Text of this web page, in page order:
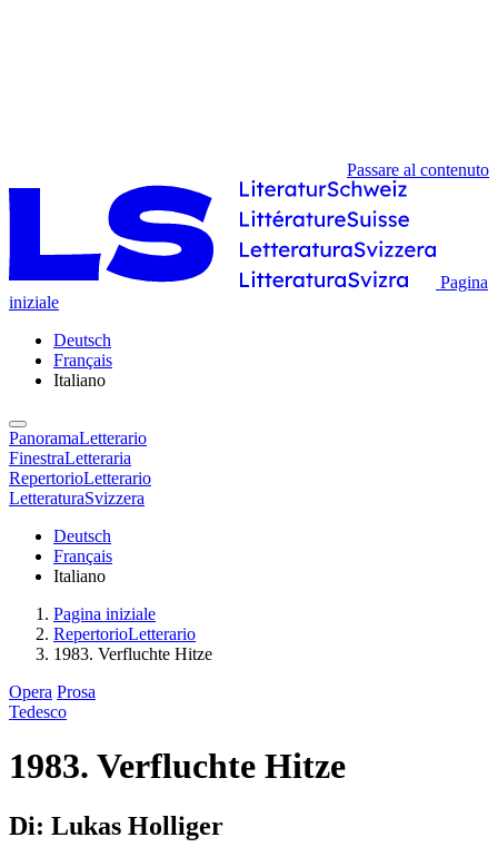
Passare al contenuto
Pagina
iniziale
Deutsch
Français
Italiano
PanoramaLetterario
FinestraLetteraria
RepertorioLetterario
LetteraturaSvizzera
Deutsch
Français
Italiano
Pagina iniziale
RepertorioLetterario
1983. Verfluchte Hitze
Opera Prosa
Tedesco
1983. Verfluchte Hitze
Di: Lukas Holliger